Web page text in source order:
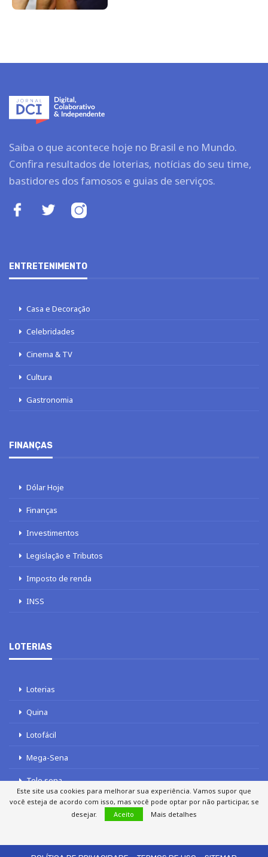
Saiba o que acontece hoje no Brasil e no Mundo.
Confira resultados de loterias, notícias do seu time,
bastidores dos famosos e guias de serviços.
ENTRETENIMENTO
Casa e Decoração
Celebridades
Cinema & TV
Cultura
Gastronomia
FINANÇAS
Dólar Hoje
Finanças
Investimentos
Legislação e Tributos
Imposto de renda
INSS
LOTERIAS
Loterias
Quina
Lotofácil
Mega-Sena
Tele sena
Este site usa cookies para melhorar sua experiência. Vamos supor que
você esteja de acordo com isso, mas você pode optar por não participar, se
desejar.
Aceito Mais detalhes